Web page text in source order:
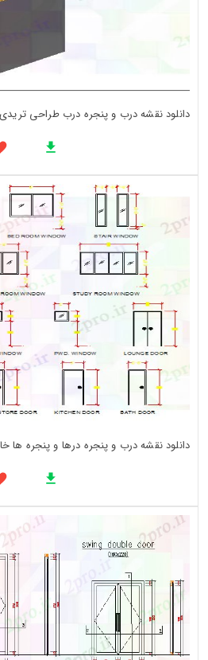
دانلود نقشه درب و پنجره درب طراحی تریدی
دانلود نقشه درب و پنجره درها و پنجره ها